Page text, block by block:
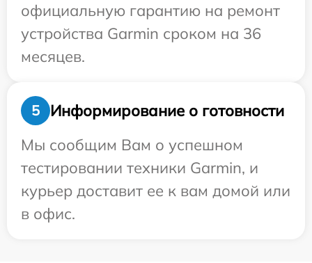
официальную гарантию на ремонт
устройства Garmin сроком на 36
месяцев.
5
Информирование о готовности
Мы сообщим Вам о успешном
тестировании техники Garmin, и
курьер доставит ее к вам домой или
в офис.